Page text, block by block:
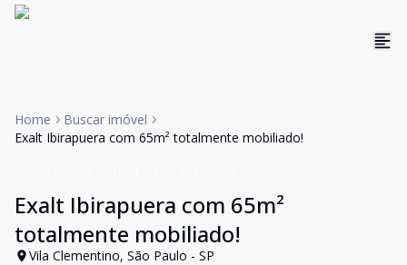
Home
Buscar imóvel
Exalt Ibirapuera com 65m² totalmente mobiliado!
Exalt Ibirapuera com 65m²
totalmente mobiliado!
Vila Clementino, São Paulo - SP